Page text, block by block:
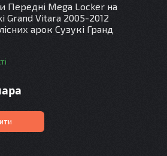
Передні Mega Locker на
Grand Vitara 2005-2012
арок Сузукі Гранд